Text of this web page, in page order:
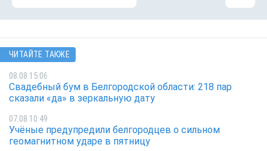
ЧИТАЙТЕ ТАКЖЕ
08.08 15:06
Свадебный бум в Белгородской области: 218 пар
сказали «да» в зеркальную дату
07.08 10:49
Учёные предупредили белгородцев о сильном
геомагнитном ударе в пятницу